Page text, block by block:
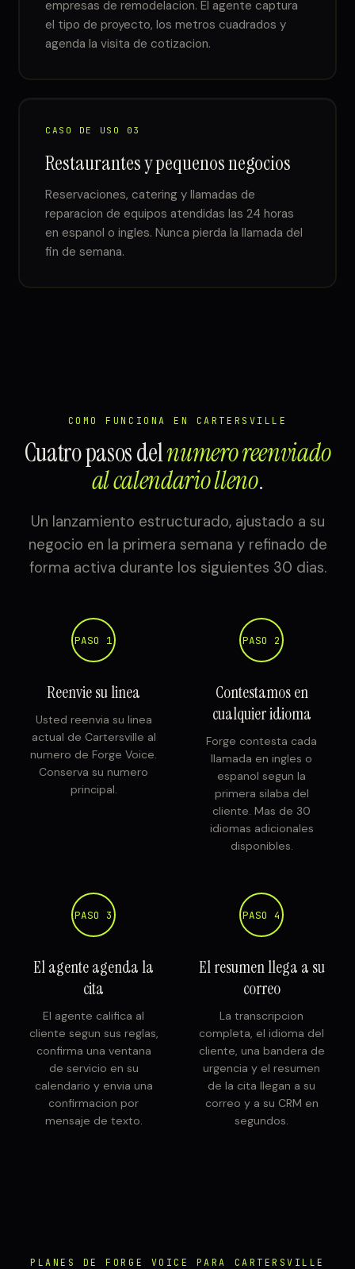
empresas de remodelacion. El agente captura
el tipo de proyecto, los metros cuadrados y
agenda la visita de cotizacion.
CASO DE USO 03
Restaurantes y pequenos negocios
Reservaciones, catering y llamadas de
reparacion de equipos atendidas las 24 horas
en espanol o ingles. Nunca pierda la llamada del
fin de semana.
COMO FUNCIONA EN CARTERSVILLE
Cuatro pasos delnumero reenviado
al calendario lleno.
Un lanzamiento estructurado, ajustado a su
negocio en la primera semana y refinado de
forma activa durante los siguientes 30 dias.
PASO 1
Reenvie su linea
Usted reenvia su linea
actual de Cartersville al
numero de Forge Voice.
Conserva su numero
principal.
PASO 2
Contestamos en
cualquier idioma
Forge contesta cada
llamada en ingles o
espanol segun la
primera silaba del
cliente. Mas de 30
idiomas adicionales
disponibles.
PASO 3
El agente agenda la
cita
El agente califica al
cliente segun sus reglas,
confirma una ventana
de servicio en su
calendario y envia una
confirmacion por
mensaje de texto.
PASO 4
El resumen llega a su
correo
La transcripcion
completa, el idioma del
cliente, una bandera de
urgencia y el resumen
de la cita llegan a su
correo y a su CRM en
segundos.
PLANES DE FORGE VOICE PARA CARTERSVILLE